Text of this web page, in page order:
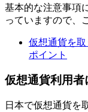
基本的な注意事項
っていますので、
仮想通貨を
ポイント
仮想通貨利用
日本で仮想通貨を